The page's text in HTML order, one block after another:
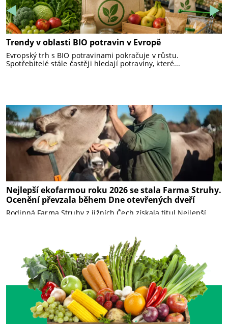
Trendy v oblasti BIO potravin v Evropě
Evropský trh s BIO potravinami pokračuje v růstu.
Spotřebitelé stále častěji hledají potraviny, které...
Nejlepší ekofarmou roku 2026 se stala Farma Struhy.
Ocenění převzala během Dne otevřených dveří
Rodinná Farma Struhy z jižních Čech získala titul Nejlepší